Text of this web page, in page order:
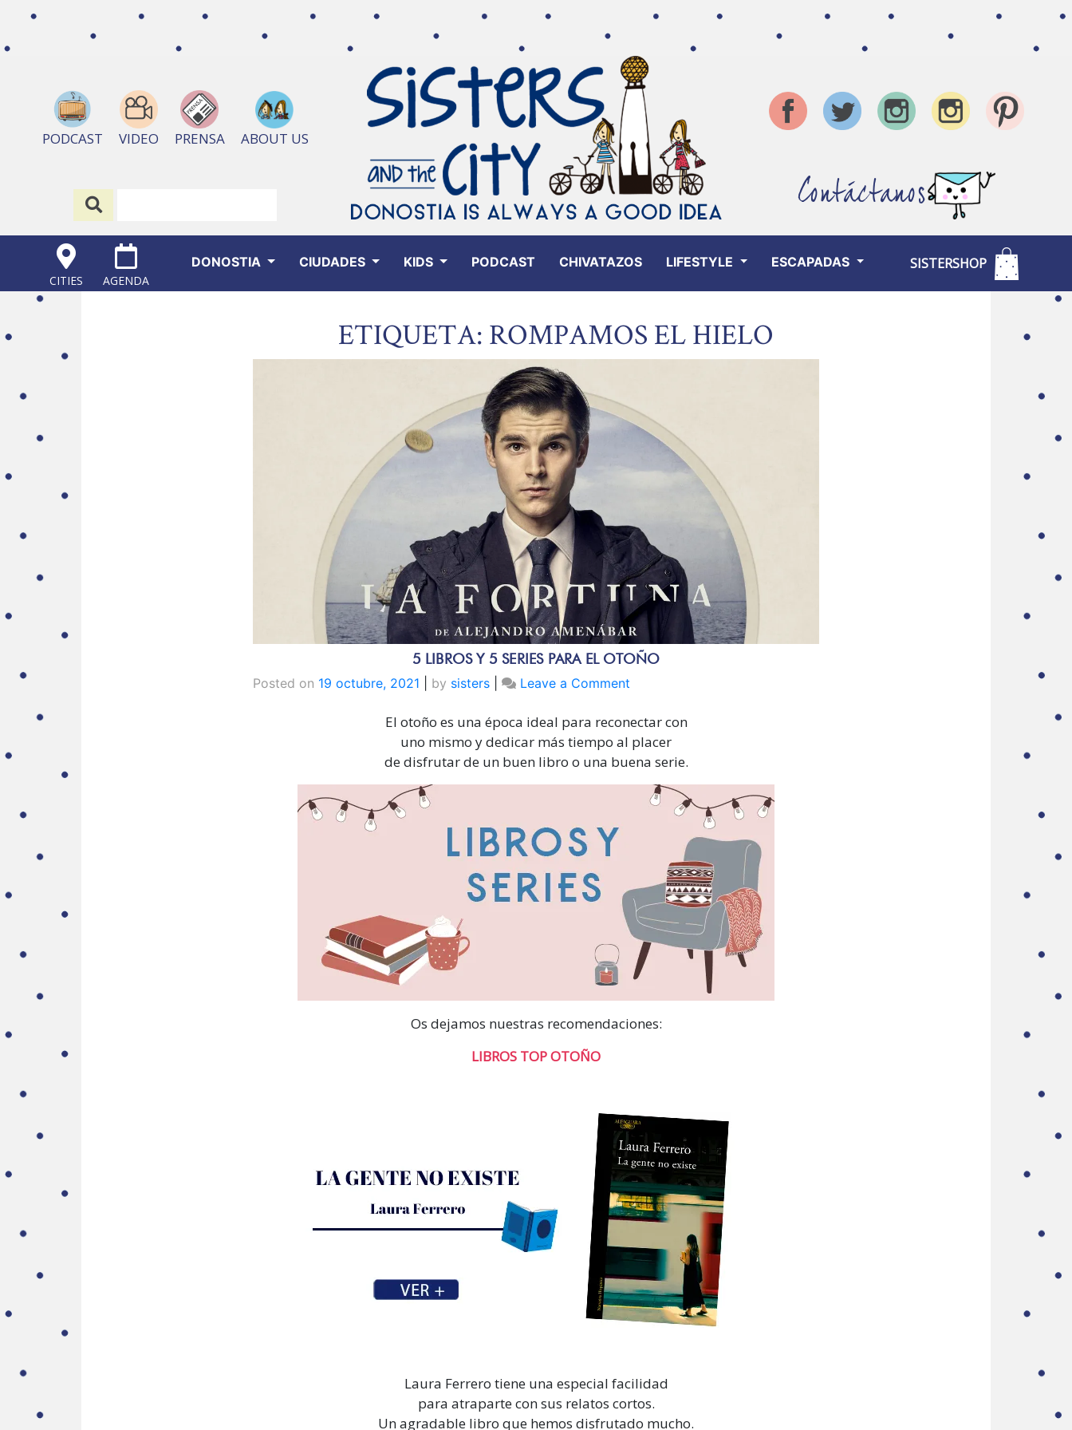
PODCAST VIDEO PRENSA ABOUT US
Contáctanos
CITIES AGENDA
DONOSTIA CIUDADES KIDS PODCAST CHIVATAZOS LIFESTYLE ESCAPADAS SISTERSHOP
ETIQUETA: ROMPAMOS EL HIELO
5 LIBROS Y 5 SERIES PARA EL OTOÑO
Posted on 19 octubre, 2021 by sisters Leave a Comment
LIBROS
Y
5
PARA
El otoño es una época ideal para reconectar con
uno mismo y dedicar más tiempo al placer
de disfrutar de un buen libro o una buena serie.
Os dejamos nuestras recomendaciones:
LIBROS TOP OTOÑO
Laura Ferrero tiene una especial facilidad
para atraparte con sus relatos cortos.
Un agradable libro que hemos disfrutado mucho.